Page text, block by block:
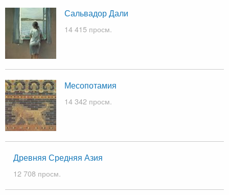
Сальвадор Дали
14 415 просм.
Месопотамия
14 342 просм.
Древняя Средняя Азия
12 708 просм.